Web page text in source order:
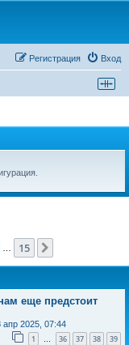
Вход
Регистрация
15
еще предстоит
апр 2025, 07:44
1 … 36 37 38 39